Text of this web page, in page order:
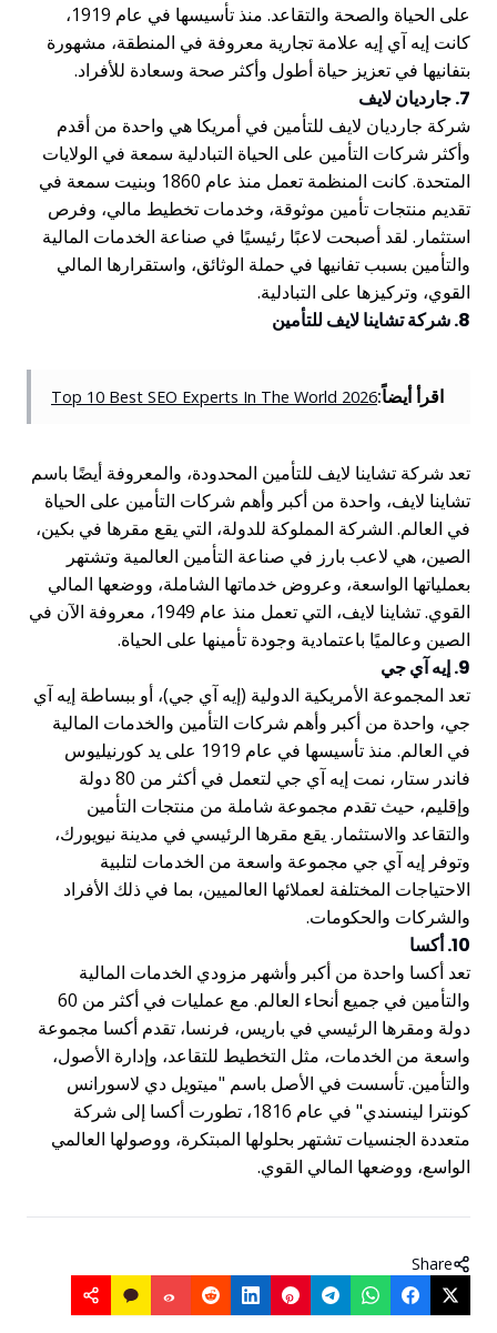
على الحياة والصحة والتقاعد. منذ تأسيسها في عام 1919،
كانت إيه آي إيه علامة تجارية معروفة في المنطقة، مشهورة
بتفانيها في تعزيز حياة أطول وأكثر صحة وسعادة للأفراد.
7. جارديان لايف
شركة جارديان لايف للتأمين في أمريكا هي واحدة من أقدم
وأكثر شركات التأمين على الحياة التبادلية سمعة في الولايات
المتحدة. كانت المنظمة تعمل منذ عام 1860 وبنيت سمعة في
تقديم منتجات تأمين موثوقة، وخدمات تخطيط مالي، وفرص
استثمار. لقد أصبحت لاعبًا رئيسيًا في صناعة الخدمات المالية
والتأمين بسبب تفانيها في حملة الوثائق، واستقرارها المالي
القوي، وتركيزها على التبادلية.
8. شركة تشاينا لايف للتأمين
اقرأ أيضاً:Top 10 Best SEO Experts In The World 2026
تعد شركة تشاينا لايف للتأمين المحدودة، والمعروفة أيضًا باسم
تشاينا لايف، واحدة من أكبر وأهم شركات التأمين على الحياة
في العالم. الشركة المملوكة للدولة، التي يقع مقرها في بكين،
الصين، هي لاعب بارز في صناعة التأمين العالمية وتشتهر
بعملياتها الواسعة، وعروض خدماتها الشاملة، ووضعها المالي
القوي. تشاينا لايف، التي تعمل منذ عام 1949، معروفة الآن في
الصين وعالميًا باعتمادية وجودة تأمينها على الحياة.
9. إيه آي جي
تعد المجموعة الأمريكية الدولية (إيه آي جي)، أو ببساطة إيه آي
جي، واحدة من أكبر وأهم شركات التأمين والخدمات المالية
في العالم. منذ تأسيسها في عام 1919 على يد كورنيليوس
فاندر ستار، نمت إيه آي جي لتعمل في أكثر من 80 دولة
وإقليم، حيث تقدم مجموعة شاملة من منتجات التأمين
والتقاعد والاستثمار. يقع مقرها الرئيسي في مدينة نيويورك،
وتوفر إيه آي جي مجموعة واسعة من الخدمات لتلبية
الاحتياجات المختلفة لعملائها العالميين، بما في ذلك الأفراد
والشركات والحكومات.
10. أكسا
تعد أكسا واحدة من أكبر وأشهر مزودي الخدمات المالية
والتأمين في جميع أنحاء العالم. مع عمليات في أكثر من 60
دولة ومقرها الرئيسي في باريس، فرنسا، تقدم أكسا مجموعة
واسعة من الخدمات، مثل التخطيط للتقاعد، وإدارة الأصول،
والتأمين. تأسست في الأصل باسم "ميتويل دي لاسورانس
كونترا لينسندي" في عام 1816، تطورت أكسا إلى شركة
متعددة الجنسيات تشتهر بحلولها المبتكرة، ووصولها العالمي
الواسع، ووضعها المالي القوي.
Share